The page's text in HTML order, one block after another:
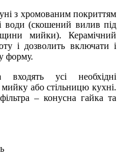
з хромованим покриттям
води (скошений вилив під
мийки). Керамічний
і дозволить включати і
форму.
усі необхідні
або стільницю кухні.
– конусна гайка та